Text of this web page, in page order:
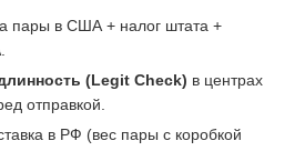
пары в США + налог штата +
(Legit Check) в центрах
отправкой.
в РФ (вес пары с коробкой